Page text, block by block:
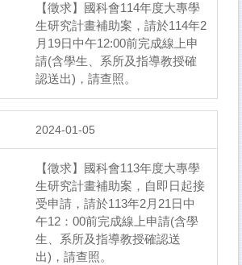
【徵求】國科會114年度大專學
生研究計畫補助案，請於114年2
月19日中午12:00前完成線上申
請(含學生、系所及指導教授確
認送出)，請查照。
2024-01-05
【徵求】國科會113年度大專學
生研究計畫補助案，自即日起接
受申請，請於113年2月21日中
午12：00前完成線上申請(含學
生、系所及指導教授確認送
出)，請查照。